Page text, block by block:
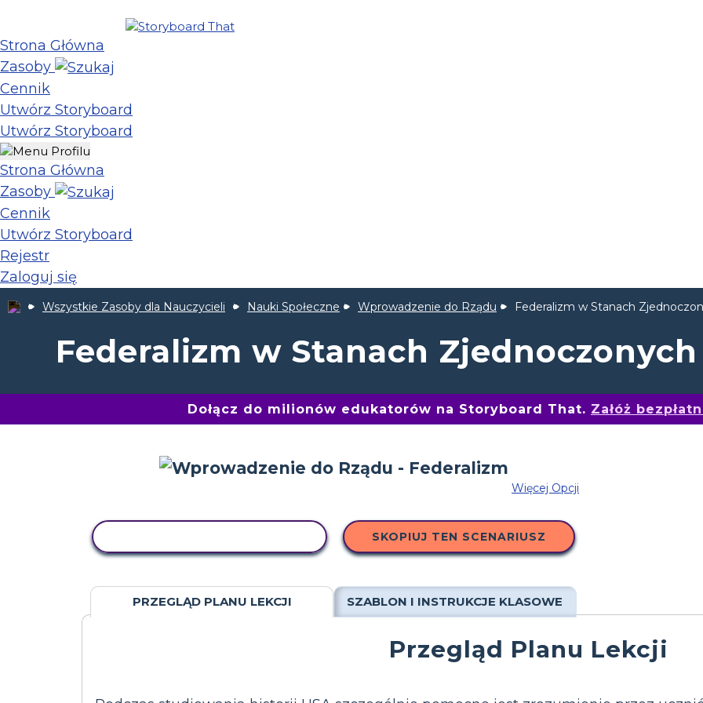
Strona Główna
Zasoby
Cennik
Utwórz Storyboard
Utwórz Storyboard
Strona Główna
Zasoby
Cennik
Utwórz Storyboard
Rejestr
Zaloguj się
Wszystkie Zasoby dla Nauczycieli Nauki Społeczne Wprowadzenie do Rządu Federalizm w Stanach
Federalizm w Stanach Zjednoczonych
Dołącz do milionów edukatorów na Storyboard That. Załóż
Więcej Opcji
SKOPIUJ TEN SCENARIUSZ
PRZEGLĄD PLANU LEKCJI SZABLON I INSTRUKCJE KLASOWE
Przegląd Planu Lekcji